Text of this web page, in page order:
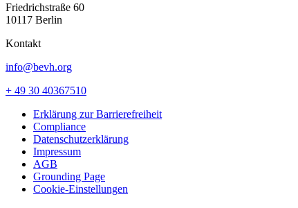
Friedrichstraße 60
10117 Berlin
Kontakt
info@bevh.org
+ 49 30 40367510
Erklärung zur Barrierefreiheit
Compliance
Datenschutzerklärung
Impressum
AGB
Grounding Page
Cookie-Einstellungen